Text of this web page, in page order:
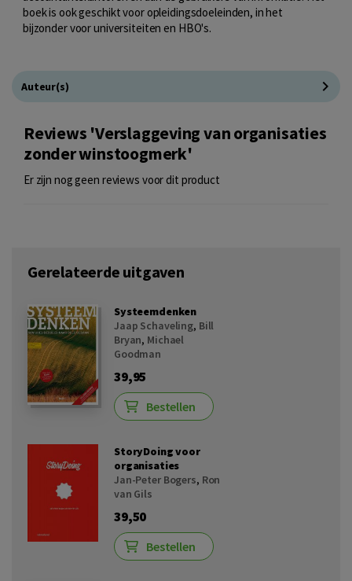
boek is ook geschikt voor opleidingsdoeleinden, in het
bijzonder voor universiteiten en HBO's.
Auteur(s)
Reviews 'Verslaggeving van organisaties
zonder winstoogmerk'
Er zijn nog geen reviews voor dit product
Gerelateerde uitgaven
Systeemdenken
Jaap Schaveling, Bill
Bryan, Michael
Goodman
39,95
Bestellen
StoryDoing voor
organisaties
Jan-Peter Bogers, Ron
van Gils
39,50
Bestellen